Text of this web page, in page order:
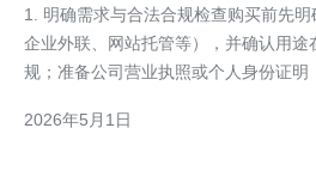
1. 明确需求与合法合规检查购买前先明
企业外联、网站托管等），并确认用途
规；准备公司营业执照或个人身份证明
需求（HTTP/HTTPS/SMTP/SSH），
2026年5月1日